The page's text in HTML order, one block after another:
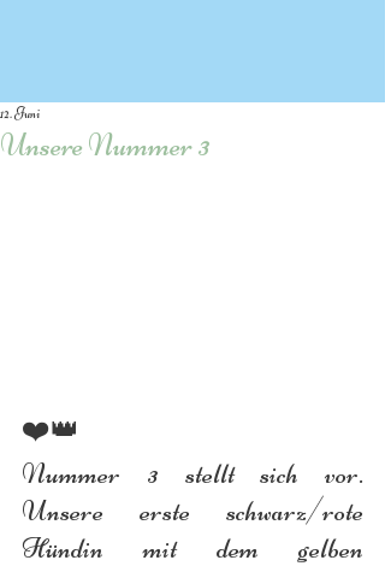
Unsere Nummer 3
12. Juni
❤️👑
Nummer 3 stellt sich vor.
Unsere erste schwarz/rote
Hündin mit dem gelben